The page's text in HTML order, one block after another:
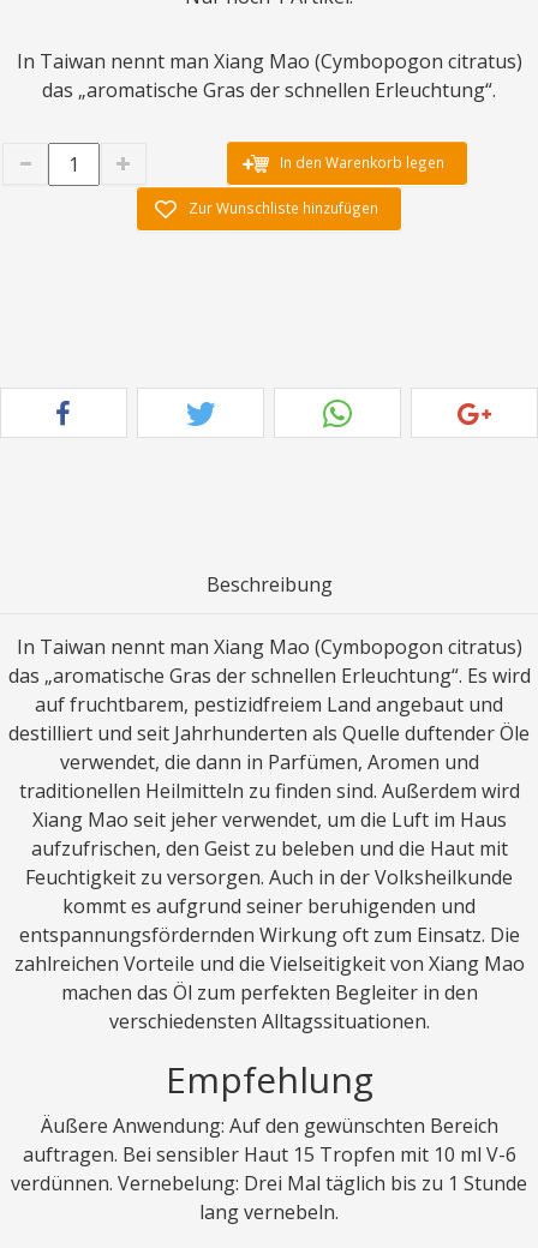
In Taiwan nennt man Xiang Mao (Cymbopogon citratus)
das „aromatische Gras der schnellen Erleuchtung“.
In den Warenkorb legen
Zur Wunschliste hinzufügen
Beschreibung
In Taiwan nennt man Xiang Mao (Cymbopogon citratus)
das „aromatische Gras der schnellen Erleuchtung“. Es wird
auf fruchtbarem, pestizidfreiem Land angebaut und
destilliert und seit Jahrhunderten als Quelle duftender Öle
verwendet, die dann in Parfümen, Aromen und
traditionellen Heilmitteln zu finden sind. Außerdem wird
Xiang Mao seit jeher verwendet, um die Luft im Haus
aufzufrischen, den Geist zu beleben und die Haut mit
Feuchtigkeit zu versorgen. Auch in der Volksheilkunde
kommt es aufgrund seiner beruhigenden und
entspannungsfördernden Wirkung oft zum Einsatz. Die
zahlreichen Vorteile und die Vielseitigkeit von Xiang Mao
machen das Öl zum perfekten Begleiter in den
verschiedensten Alltagssituationen.
Empfehlung
Äußere Anwendung: Auf den gewünschten Bereich
auftragen. Bei sensibler Haut 15 Tropfen mit 10 ml V-6
verdünnen. Vernebelung: Drei Mal täglich bis zu 1 Stunde
lang vernebeln.